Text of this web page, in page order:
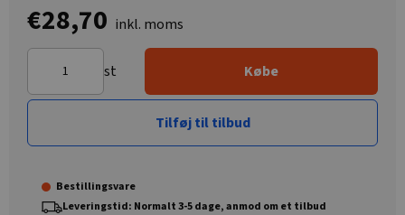
€28,70 inkl. moms
st Købe
Tilføj til tilbud
Bestillingsvare
Leveringstid: Normalt 3-5 dage, anmod om et tilbud